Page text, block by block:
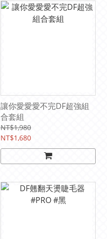
讓你愛愛愛不完DF超強組
合套組
NT$1,980
NT$1,680